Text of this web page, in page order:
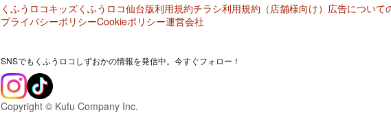
くふうロコキッズくふうロコ仙台版利用規約チラシ利用規約（店舗様向け） 広告について
プライバシーポリシーCookieポリシー運営会社
SNSでもくふうロコしずおかの情報を発信中。今すぐフォロー！
Copyright © Kufu Company Inc.